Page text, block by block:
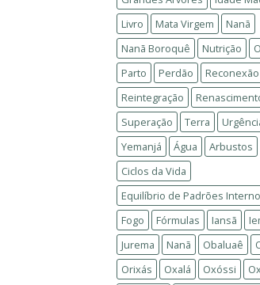
Arbustos
Ciclos da Vida
Equilíbrio de Padrões
Fogo Fórmulas Iansã
Jurema
Livro Mata Virgem Nanã
Nanã
Nanã Boroquê Nutrição
Obaluaê
Orixás
Oxalá
Oxóssi
Parto Perdão
Reconexão
Reintegração
Superação
Terra
Yemanjá Água